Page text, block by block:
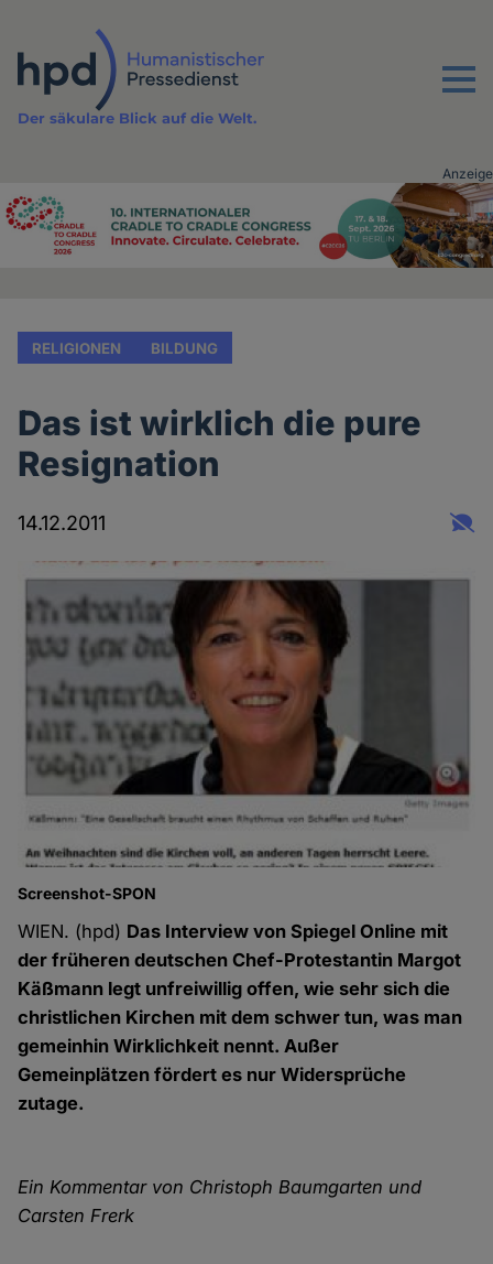
Inhalt
Menu
Der säkulare Blick auf die Welt.
Advertising
Anzeige
RELIGIONEN BILDUNG
Das ist wirklich die pure
Resignation
14.12.2011
Screenshot-SPON
WIEN. (hpd) Das Interview von Spiegel Online mit
der früheren deutschen Chef-Protestantin Margot
Käßmann legt unfreiwillig offen, wie sehr sich die
christlichen Kirchen mit dem schwer tun, was man
gemeinhin Wirklichkeit nennt. Außer
Gemeinplätzen fördert es nur Widersprüche
zutage.
Ein Kommentar von Christoph Baumgarten und
Carsten Frerk